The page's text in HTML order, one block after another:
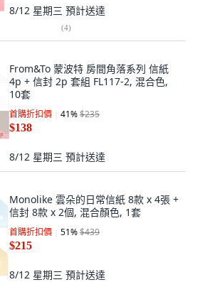
8/12 星期三 預計送達
(4)
From&To 蒙波特 房間角落系列 信紙
4p + 信封 2p 套組 FL117-2, 混合色,
10套
首購折扣價 41%$235
$138
8/12 星期三 預計送達
Monolike 雲朵的日常信紙 8款 x 4張 +
信封 8款 x 2個, 混合顏色, 1套
首購折扣價 51%$439
$215
8/12 星期三 預計送達